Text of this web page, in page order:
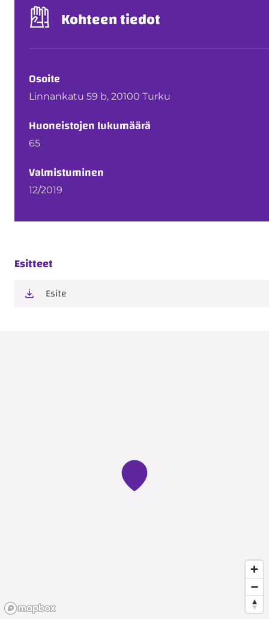
Kohteen tiedot
Osoite
Linnankatu 59 b, 20100 Turku
Huoneistojen lukumäärä
65
Valmistuminen
12/2019
Esitteet
Esite